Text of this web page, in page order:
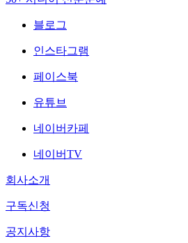
블로그
인스타그램
페이스북
유튜브
네이버카페
네이버TV
회사소개
구독신청
공지사항